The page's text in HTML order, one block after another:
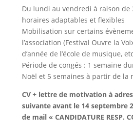
Du lundi au vendredi à raison de
horaires adaptables et flexibles
Mobilisation sur certains
l’association (Festival Ouvre la
d’année de l’école de musique,
Période de congés : 1 semaine
Noël et 5 semaines à partir de la
CV + lettre de motivation à
suivante avant le 14 septembre
de mail « CANDIDATURE RESP.